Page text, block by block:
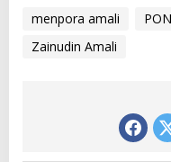
menpora amali
Zainudin Amali